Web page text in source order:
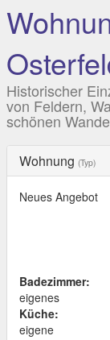
Historischer
von Feldern,
schönen
Wohnung (Typ)
Neues Angebot
Badezimmer:
eigenes
Küche:
eigene